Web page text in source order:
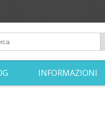
INFORMAZIONI